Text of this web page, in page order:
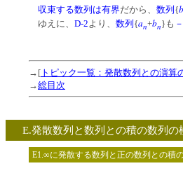
収束する数列は有界だから、 数列{b
ゆえに、 D-2より、 数列 {an+bn}も
→[ トピック一覧：発散数列との演算
→総目次
E.発散数列と数列との積の数列の
E1.∞に発散する数列と正の数列との積